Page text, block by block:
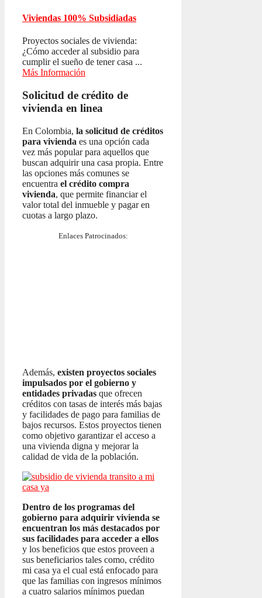
Viviendas 100% Subsidiadas
Proyectos sociales de vivienda:
¿Cómo acceder al subsidio para
cumplir el sueño de tener casa ...
Más Información
Solicitud de crédito de
vivienda en linea
En Colombia, la solicitud de créditos
para vivienda es una opción cada
vez más popular para aquellos que
buscan adquirir una casa propia. Entre
las opciones más comunes se
encuentra el crédito compra
vivienda, que permite financiar el
valor total del inmueble y pagar en
cuotas a largo plazo.
Enlaces Patrocinados:
Además, existen proyectos sociales
impulsados por el gobierno y
entidades privadas que ofrecen
créditos con tasas de interés más bajas
y facilidades de pago para familias de
bajos recursos. Estos proyectos tienen
como objetivo garantizar el acceso a
una vivienda digna y mejorar la
calidad de vida de la población.
Dentro de los programas del
gobierno para adquirir vivienda se
encuentran los más destacados por
sus facilidades para acceder a ellos
y los beneficios que estos proveen a
sus beneficiarios tales como, crédito
mi casa ya el cual está enfocado para
que las familias con ingresos mínimos
a cuatro salarios mínimos puedan